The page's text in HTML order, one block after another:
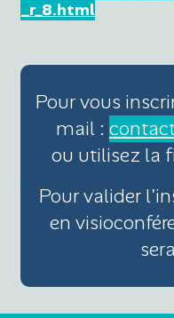
_r_8.html
Pour vous
mail :
ou utilisez la
Pour valider
en